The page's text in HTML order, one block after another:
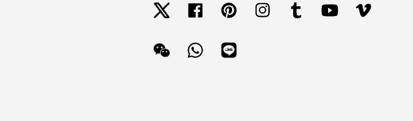
Twitter Facebook Pinterest InstagramTumblr YouTube
Wechat Whatsapp